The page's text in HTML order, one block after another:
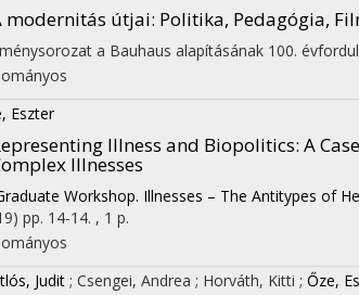
modernitás útjai: Politika, Pedagógia,
a Bauhaus alapításának 100.
Eszter
Illness and Biopolitics: A
Illnesses
Workshop. Illnesses – The Antitypes of
pp. 14-14. , 1 p.
Judit ; Csengei, Andrea ; Horváth, Kitti ; Őze,